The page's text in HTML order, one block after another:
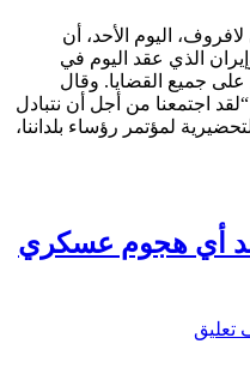
اليوم الأحد، أن
الذي عقد اليوم في
على جميع القضايا. وقال
اجتمعنا من أجل أن نتبادل
لمؤتمر رؤساء بلداننا،
أي هجوم عسكري
تعليق